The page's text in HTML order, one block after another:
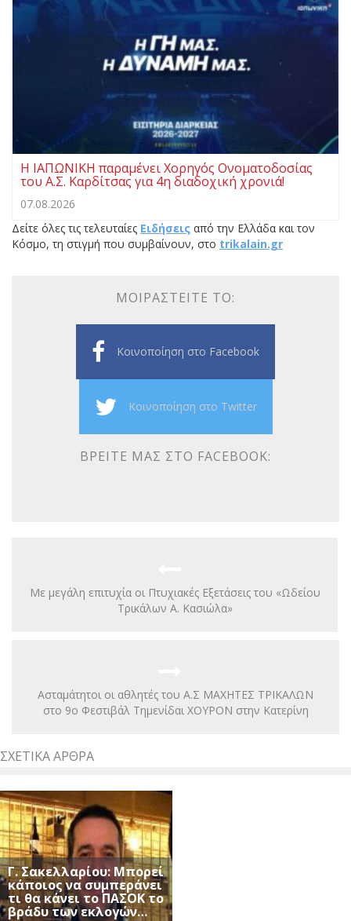
Η ΙΑΠΩΝΙΚΗ παραμένει Χορηγός Ονοματοδοσίας
του Α.Σ. Καρδίτσας για 4η διαδοχική χρονιά!
07.08.2026
Δείτε όλες τις τελευταίες Ειδήσεις από την Ελλάδα και τον
Κόσμο, τη στιγμή που συμβαίνουν, στο trikalain.gr
ΜΟΙΡΑΣΤΕΊΤΕ ΤΟ:
Κοινοποίηση στο Facebook
Κοινοποίηση στο Twitter
ΒΡΕΊΤΕ ΜΑΣ ΣΤΟ FACEBOOK:
Με μεγάλη επιτυχία οι Πτυχιακές Εξετάσεις του «Ωδείου
Τρικάλων Α. Κασιώλα»
Ασταμάτητοι οι αθλητές του Α.Σ ΜΑΧΗΤΕΣ ΤΡΙΚΑΛΩΝ
στο 9ο Φεστιβάλ Τημενίδαι ΧΟΥΡΟΝ στην Κατερίνη
ΣΧΕΤΙΚΆ ΆΡΘΡΑ
Γ. Σακελλαρίου: Μπορεί
κάποιος να συμπεράνει
τι θα κάνει το ΠΑΣΟΚ το
βράδυ των εκλογών…